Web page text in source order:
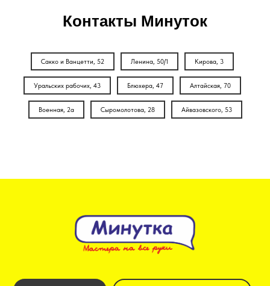
Контакты Минуток
Сакко и Ванцетти, 52 Ленина, 50/1 Кирова, 3
Уральских рабочих, 43 Блюхера, 47 Алтайская, 70
Военная, 2а Сыромолотова, 28 Айвазовского, 53